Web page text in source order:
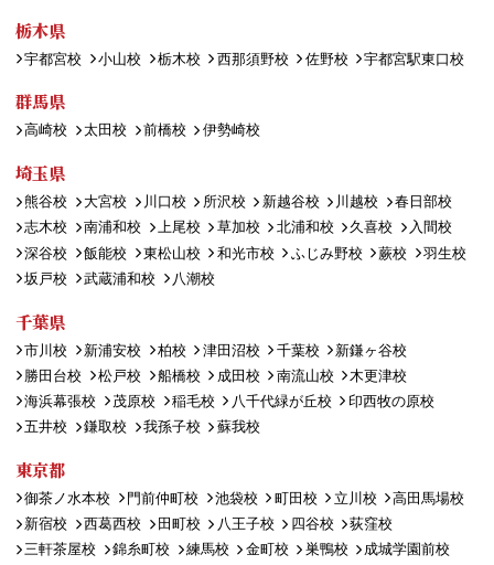
栃木県
宇都宮校 小山校 栃木校 西那須野校 佐野校 宇都宮駅東口校
群馬県
高崎校 太田校 前橋校 伊勢崎校
埼玉県
熊谷校 大宮校 川口校 所沢校 新越谷校 川越校
春日部校
志木校
南浦和校 上尾校 草加校 北浦和校 久喜校
入間校
深谷校
飯能校 東松山校 和光市校 ふじみ野校 蕨校
羽生校
坂戸校
武蔵浦和校 八潮校
千葉県
市川校 新浦安校 柏校 津田沼校 千葉校
新鎌ヶ谷校
勝田台校
松戸校 船橋校 成田校 南流山校
木更津校
海浜幕張校
茂原校 稲毛校 八千代緑が丘校
印西牧の原校
五井校
鎌取校 我孫子校 蘇我校
東京都
御茶ノ水本校 門前仲町校 池袋校 町田校 立川校
高田馬場校
新宿校
西葛西校 田町校 八王子校 四谷校
荻窪校
三軒茶屋校
錦糸町校 練馬校 金町校 巣鴨校 成城学園前校